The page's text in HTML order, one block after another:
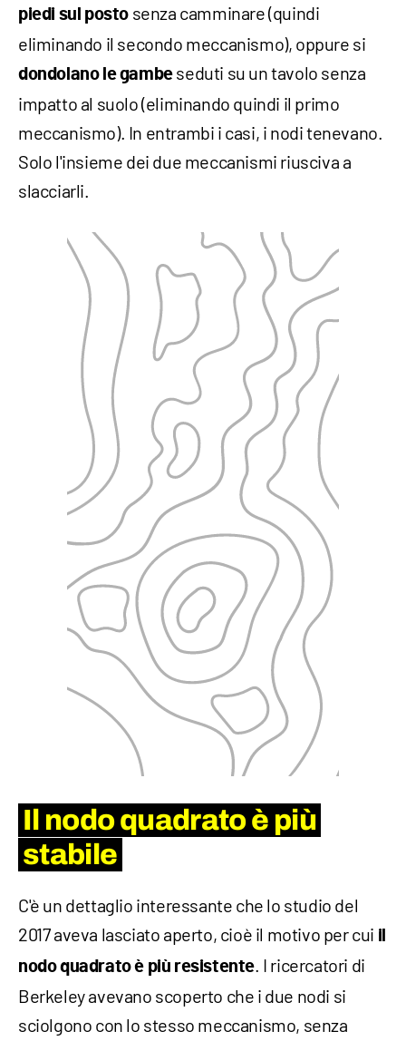
piedi sul posto senza camminare (quindi
eliminando il secondo meccanismo), oppure si
dondolano le gambeseduti su un tavolo senza
impatto al suolo (eliminando quindi il primo
meccanismo). In entrambi i casi, i nodi tenevano.
Solo l'insieme dei due meccanismi riusciva a
slacciarli.
Il nodo quadrato è più
stabile
C'è un dettaglio interessante che lo studio del
2017 aveva lasciato aperto, cioè il motivo per cui il
nodo quadrato è più resistente . I ricercatori di
Berkeley avevano scoperto che i due nodi si
sciolgono con lo stesso meccanismo, senza